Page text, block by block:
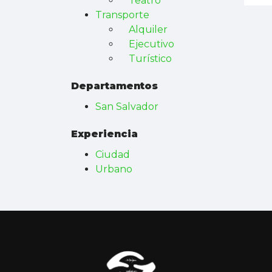
Transporte
Alquiler
Ejecutivo
Turístico
Departamentos
San Salvador
Experiencia
Ciudad
Urbano